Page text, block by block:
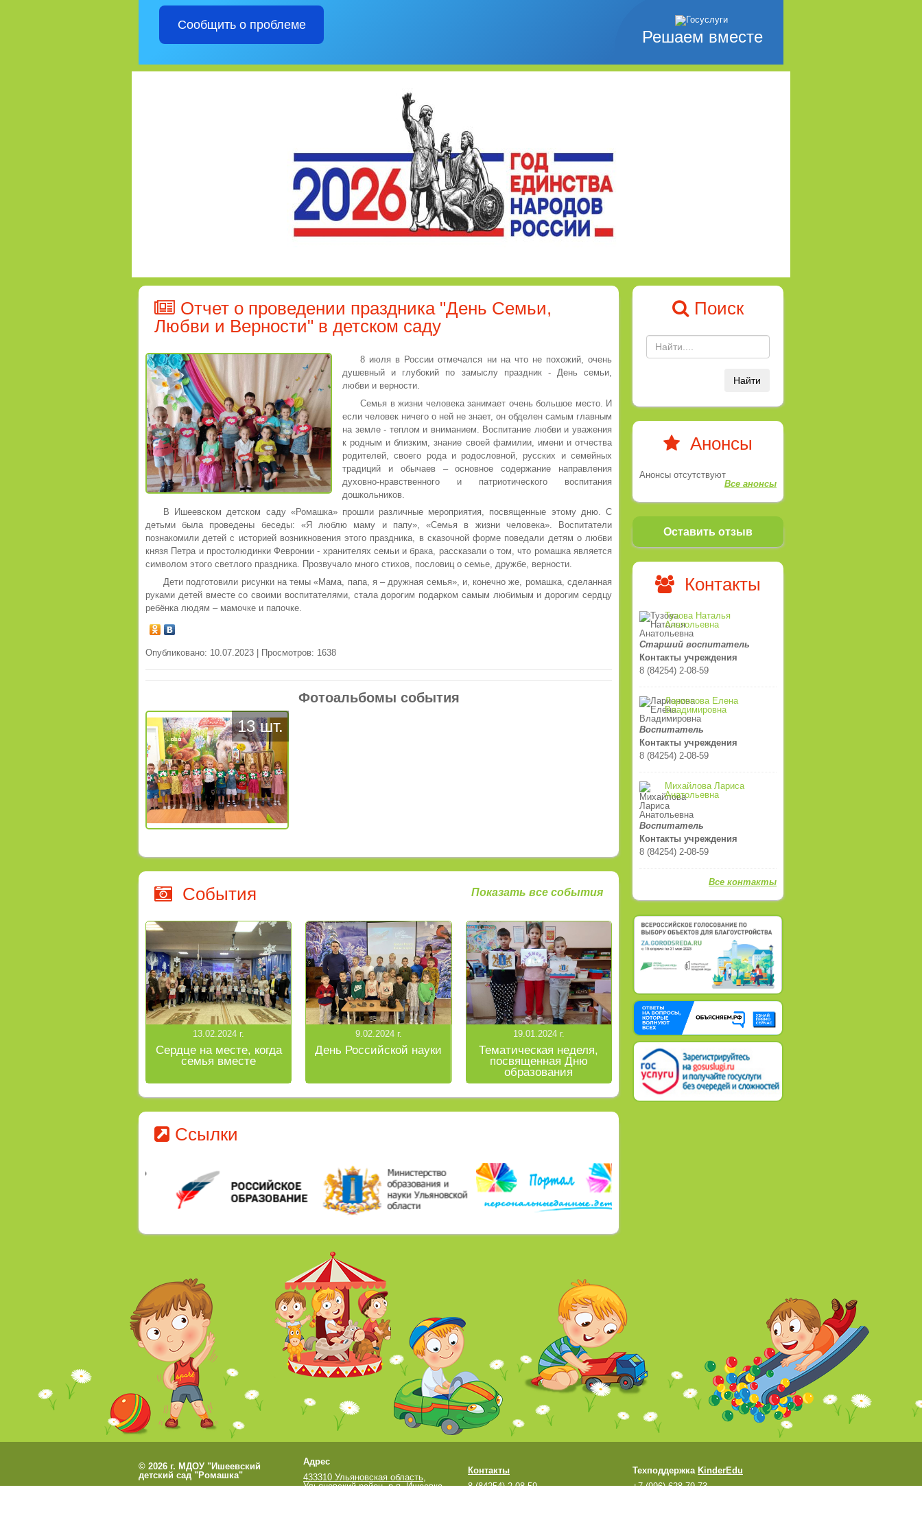
Решаем вместе
Сообщить о проблеме
Отчет о проведении праздника "День Семьи,
Любви и Верности" в детском саду
8 июля в России отмечался ни на что не похожий, очень
душевный и глубокий по замыслу праздник - День семьи,
любви и верности.
Семья в жизни человека занимает очень большое место. И
если человек ничего о ней не знает, он обделен самым главным
на земле - теплом и вниманием. Воспитание любви и уважения
к родным и близким, знание своей фамилии, имени и отчества
родителей, своего рода и родословной, русских и семейных
традиций и обычаев – основное содержание направления
духовно-нравственного и патриотического воспитания
дошкольников.
В Ишеевском детском саду «Ромашка» прошли различные мероприятия, посвященные этому дню. С
детьми была проведены беседы: «Я люблю маму и папу», «Семья в жизни человека». Воспитатели
познакомили детей с историей возникновения этого праздника, в сказочной форме поведали детям о любви
князя Петра и простолюдинки Февронии - хранителях семьи и брака, рассказали о том, что ромашка является
символом этого светлого праздника. Прозвучало много стихов, пословиц о семье, дружбе, верности.
Дети подготовили рисунки на темы «Мама, папа, я – дружная семья», и, конечно же, ромашка, сделанная
руками детей вместе со своими воспитателями, стала дорогим подарком самым любимым и дорогим сердцу
ребёнка людям – мамочке и папочке.
Опубликовано: 10.07.2023 | Просмотров: 1638
Фотоальбомы события
13 шт.
События Показать все события
13.02.2024 г.
Сердце на месте, когда
семья вместе
9.02.2024 г.
День Российской науки
19.01.2024 г.
Тематическая неделя,
посвященная Дню
образования
Ульяновской области
Ссылки
Поиск
Найти
Анонсы
Анонсы отсутствуют
Все анонсы
Оставить отзыв
Контакты
Тузова Наталья
Анатольевна
Старший воспитатель
Контакты учреждения
8 (84254) 2-08-59
Ларионова Елена
Владимировна
Воспитатель
Контакты учреждения
8 (84254) 2-08-59
Михайлова Лариса
Анатольевна
Воспитатель
Контакты учреждения
8 (84254) 2-08-59
Все контакты
© 2026 г. МДОУ "Ишеевский
детский сад "Ромашка"
Адрес
433310 Ульяновская область,
Ульяновский район, р.п. Ишеевка,
Контакты
8 (84254) 2-08-59
Техподдержка KinderEdu
+7 (996) 628-79-73